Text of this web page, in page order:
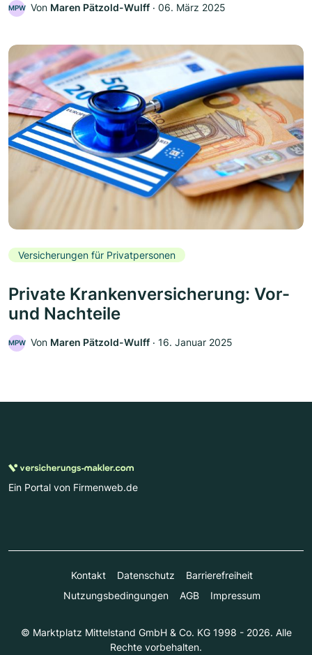
MPW Von Maren Pätzold-Wulff ‧ 06. März 2025
Versicherungen für Privatpersonen
Private Krankenversicherung: Vor-
und Nachteile
MPW Von Maren Pätzold-Wulff ‧ 16. Januar 2025
Ein Portal von Firmenweb.de
Kontakt Datenschutz
Barrierefreiheit
Nutzungsbedingungen
AGB Impressum
© Marktplatz Mittelstand GmbH & Co. KG 1998 - 2026. Alle
Rechte vorbehalten.